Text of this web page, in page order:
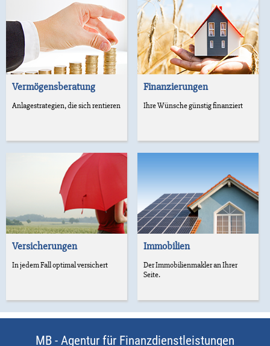
Vermögensberatung
Anlagestrategien, die sich rentieren
Finanzierungen
Ihre Wünsche günstig finanziert
Versicherungen
In jedem Fall optimal versichert
Immobilien
Der Immobilienmakler an Ihrer
Seite.
MB - Agentur für Finanzdienstleistungen